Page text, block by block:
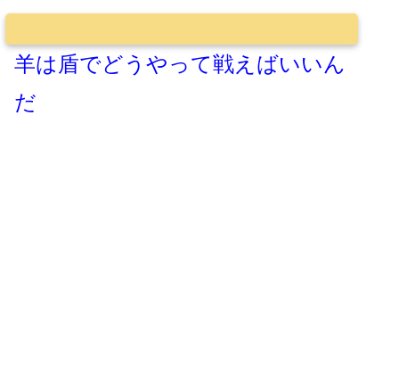
羊は盾でどうやって戦えばいいん
だ